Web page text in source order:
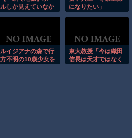
ルしか見えていなか になりたい」
ルイジアナの森で行
方不明の10歳少女を
東大教授「今は織田
信長は天才ではなく